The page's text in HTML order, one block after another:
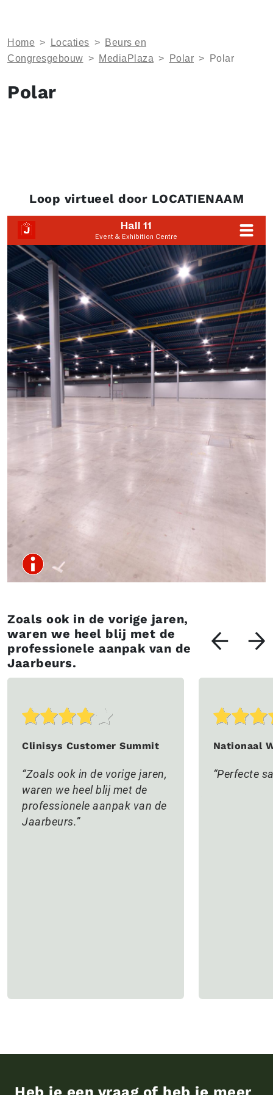
Home > Locaties > Beurs en
Congresgebouw > MediaPlaza > Polar > Polar
Polar
Loop virtueel door LOCATIENAAM
Zoals ook in de vorige jaren,
waren we heel blij met de
professionele aanpak van de
Jaarbeurs.
Clinisys Customer Summit
Zoals ook in de vorige jaren,
waren we heel blij met de
professionele aanpak van de
Jaarbeurs.
Nationaal
Perfecte